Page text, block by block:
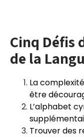
Cinq Défis
de la
La
être
L’alphabet
Trouver des